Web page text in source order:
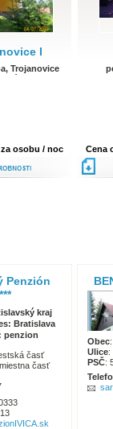
I
Trojanovice
kraj
osobu / noc Cena
Penzión
kraj
Bratislava
penzion
časť
časť
Obec
Ulice:
PSČ: